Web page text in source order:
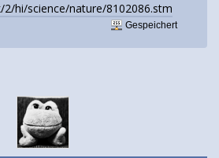
2/hi/science/nature/8102086.stm
Gespeichert